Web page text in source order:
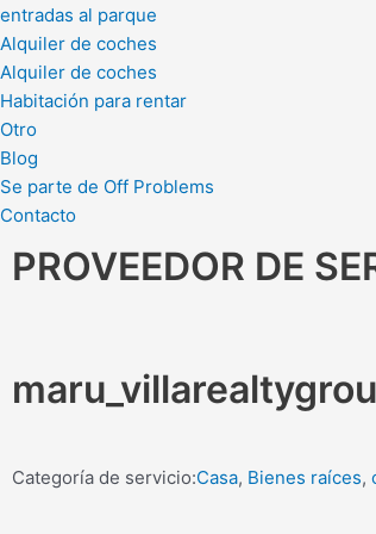
entradas al parque
Alquiler de coches
Alquiler de coches
Habitación para rentar
Otro
Blog
Se parte de Off Problems
Contacto
PROVEEDOR DE
Categoría de servicio:Casa, Bienes raíces,